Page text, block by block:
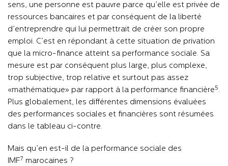
sens, une personne est pauvre parce qu’elle est privée de
ressources bancaires et par conséquent de la liberté
d’entreprendre qui lui permettrait de créer son propre
emploi. C’est en répondant à cette situation de privation
que la micro-finance atteint sa performance sociale. Sa
mesure est par conséquent plus large, plus complexe,
trop subjective, trop relative et surtout pas assez
«mathématique» par rapport à la performance financière5.
Plus globalement, les différentes dimensions évaluées
des performances sociales et financières sont résumées
dans le tableau ci-contre.
Mais qu’en est-il de la performance sociale des
IMF7 marocaines ?